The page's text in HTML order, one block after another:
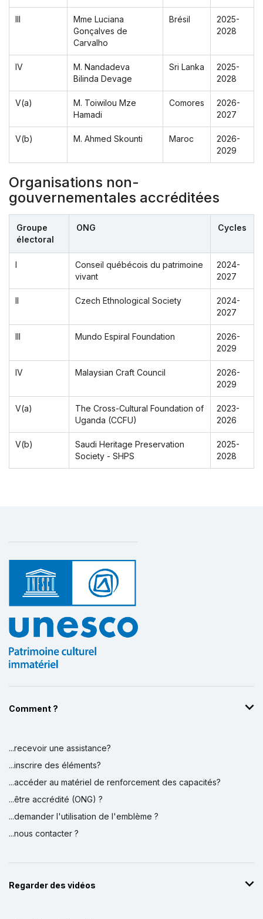
III
Mme Luciana
Gonçalves de
Carvalho
Brésil
2025-
2028
IV
M. Nandadeva
Bilinda Devage
Sri Lanka
2025-
2028
V(a)
M. Toiwilou Mze
Hamadi
Comores
2026-
2027
V(b) M. Ahmed Skounti Maroc
2026-
2029
Organisations non-
gouvernementales accréditées
Groupe
électoral
ONG Cycles
I
Conseil québécois du patrimoine
vivant
2024-
2027
II Czech Ethnological Society
2024-
2027
III Mundo Espiral Foundation
2026-
2029
IV Malaysian Craft Council
2026-
2029
V(a)
The Cross-Cultural Foundation of
Uganda (CCFU)
2023-
2026
V(b)
Saudi Heritage Preservation
Society - SHPS
2025-
2028
Comment ?
...recevoir une assistance?
...inscrire des éléments?
...accéder au matériel de renforcement des capacités?
...être accrédité (ONG) ?
...demander l'utilisation de l'emblème ?
...nous contacter ?
Regarder des vidéos